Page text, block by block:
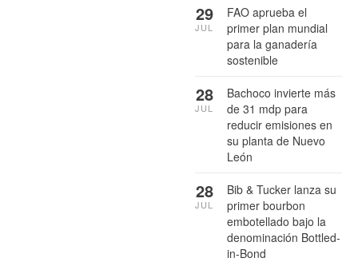
FAO aprueba el
primer plan mundial
para la ganadería
sostenible
29
JUL
Bachoco invierte más
de 31 mdp para
reducir emisiones en
su planta de Nuevo
León
28
JUL
Bib & Tucker lanza su
primer bourbon
embotellado bajo la
denominación Bottled-
in-Bond
28
JUL